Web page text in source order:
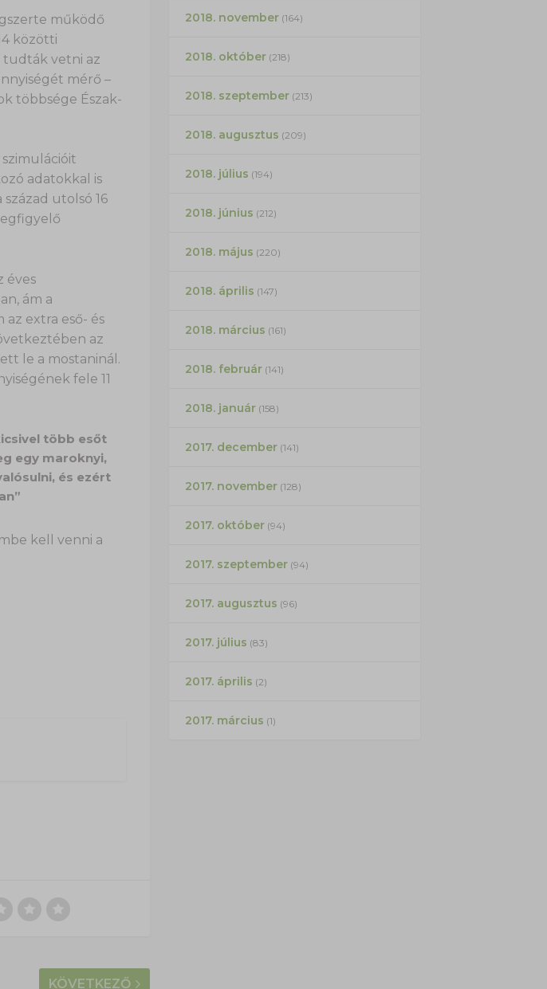
működő
közötti
tudták vetni az
mérő –
többsége Észak-
adatokkal is
utolsó 16
éves
ám a
extra eső- és
az
le a mostaninál.
fele 11
több esőt
egy maroknyi,
és ezért
kell venni a
KÖVETKEZŐ
2018. november(164)
2018. október(218)
2018. szeptember(213)
2018. augusztus (209)
2018. július (194)
2018. június (212)
2018. május (220)
2018. április (147)
2018. március (161)
2018. február(141)
2018. január(158)
2017. december(141)
2017. november(128)
2017. október(94)
2017. szeptember(94)
2017. augusztus (96)
2017. július (83)
2017. április (2)
2017. március (1)